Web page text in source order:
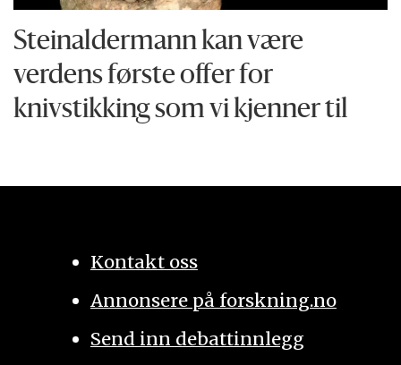
Steinaldermann kan være
verdens første offer for
knivstikking som vi kjenner til
Kontakt oss
Annonsere på forskning.no
Send inn debattinnlegg